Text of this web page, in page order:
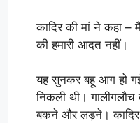
कादिर की मां ने कहा –
की हमारी आदत नहीं।
यह सुनकर बहू आग हो
निकली थी।
बकने और लड़ने। कादिर